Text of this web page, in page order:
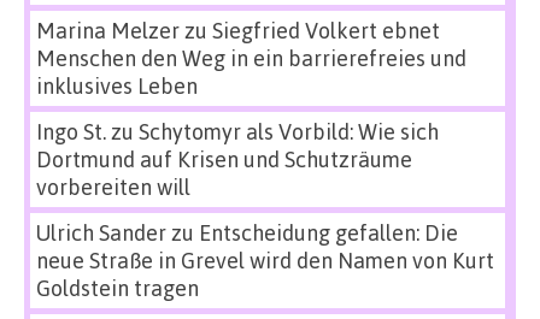
Marina Melzerzu Siegfried Volkert ebnet
Menschen den Weg in ein barrierefreies und
inklusives Leben
Ingo St.zu Schytomyr als Vorbild: Wie sich
Dortmund auf Krisen und Schutzräume
vorbereiten will
Ulrich Sanderzu Entscheidung gefallen: Die
neue Straße in Grevel wird den Namen von Kurt
Goldstein tragen